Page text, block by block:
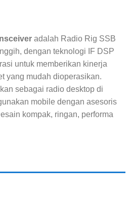
adalah Radio Rig SSB
dengan teknologi IF DSP
untuk memberikan kinerja
yang mudah dioperasikan.
sebagai radio desktop di
mobile dengan asesoris
kompak, ringan, performa